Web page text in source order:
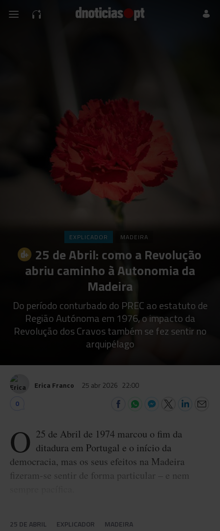
EXPLICADOR MADEIRA
25 de Abril: como a Revolução
abriu caminho à Autonomia da
Madeira
Do período conturbado do PREC ao estatuto de
Região Autónoma em 1976, o impacto da
Revolução dos Cravos também se fez sentir no
arquipélago
Erica Franco 25 abr 2026 22:00
0
O 25 de Abril de 1974 marcou o fim da
ditadura em Portugal e o início da
democracia, mas os seus efeitos na Madeira
fizeram-se sentir de forma particular – e nem
25 DE ABRIL EXPLICADOR
MADEIRA